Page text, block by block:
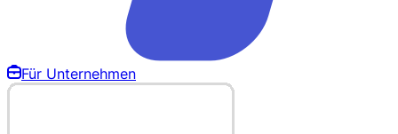
Für Unternehmen